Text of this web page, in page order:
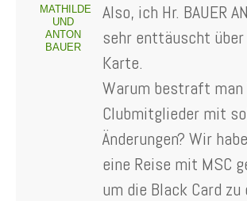
MATHILDE
UND
ANTON
BAUER
Also, ich Hr. BAUER
sehr enttäuscht
Karte.
Warum bestraft man
Clubmitglieder mit
Änderungen? Wir
eine Reise mit MSC
um die Black Card zu